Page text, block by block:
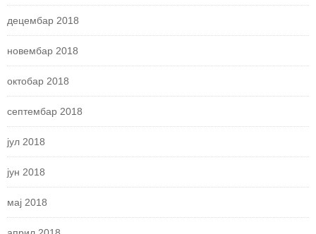
децембар 2018
новембар 2018
октобар 2018
септембар 2018
јул 2018
јун 2018
мај 2018